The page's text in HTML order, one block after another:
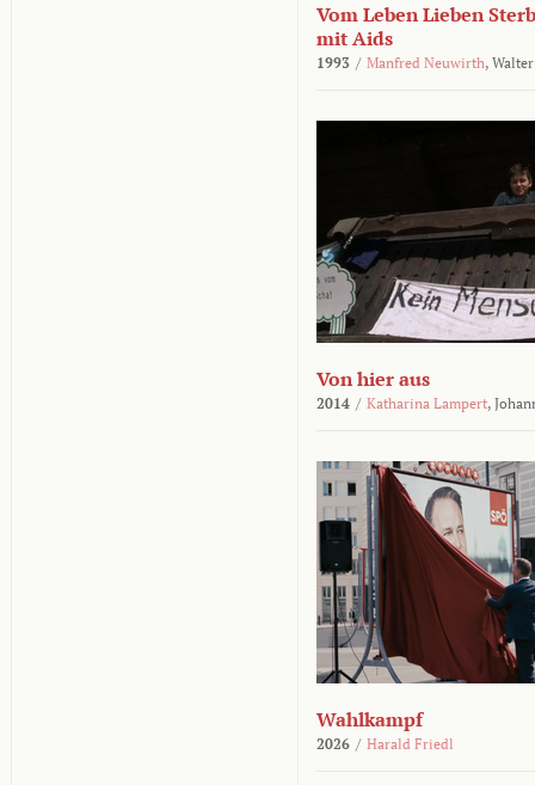
Vom Leben Lieben
mit Aids
1993 / Manfred Neuwirth,
Von hier aus
2014 / Katharina Lampert,
Wahlkampf
2026 / Harald Friedl